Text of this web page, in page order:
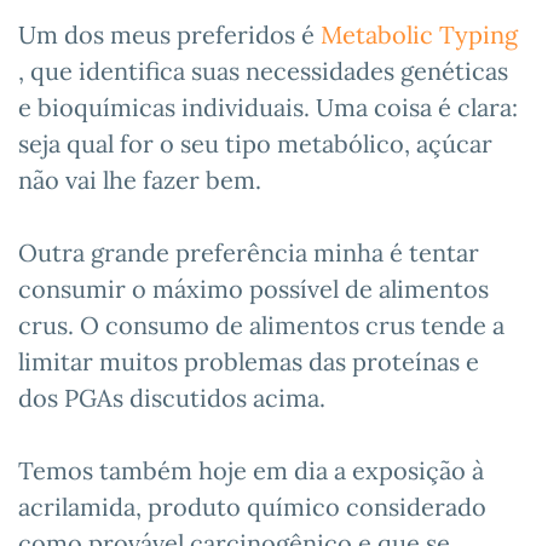
Um dos meus preferidos é Metabolic Typing
, que identifica suas necessidades genéticas
e bioquímicas individuais. Uma coisa é clara:
seja qual for o seu tipo metabólico, açúcar
não vai lhe fazer bem.
Outra grande preferência minha é tentar
consumir o máximo possível de alimentos
crus. O consumo de alimentos crus tende a
limitar muitos problemas das proteínas e
dos PGAs discutidos acima.
Temos também hoje em dia a exposição à
acrilamida, produto químico considerado